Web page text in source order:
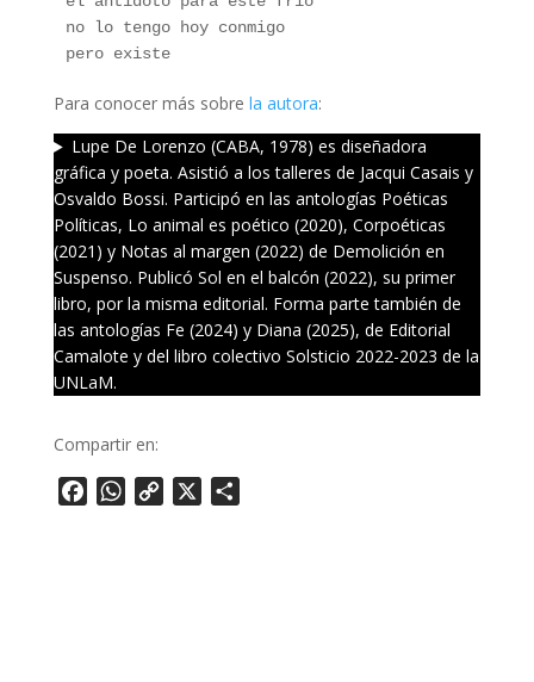
no lo tengo hoy conmigo
pero existe
Para conocer más sobre la autora:
Lupe De Lorenzo (CABA, 1978) es diseñadora
gráfica y poeta. Asistió a los talleres de Jacqui Casais y
Osvaldo Bossi. Participó en las antologías Poéticas
Políticas, Lo animal es poético (2020), Corpoéticas
(2021) y Notas al margen (2022) de Demolición en
Suspenso. Publicó Sol en el balcón (2022), su primer
libro, por la misma editorial. Forma parte también de
las antologías Fe (2024) y Diana (2025), de Editorial
Camalote y del libro colectivo Solsticio 2022-2023 de la
UNLaM.
Compartir en:
FacebookWhatsApp
Copy